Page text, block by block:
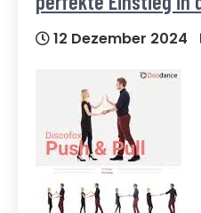
12 Dezember 2024